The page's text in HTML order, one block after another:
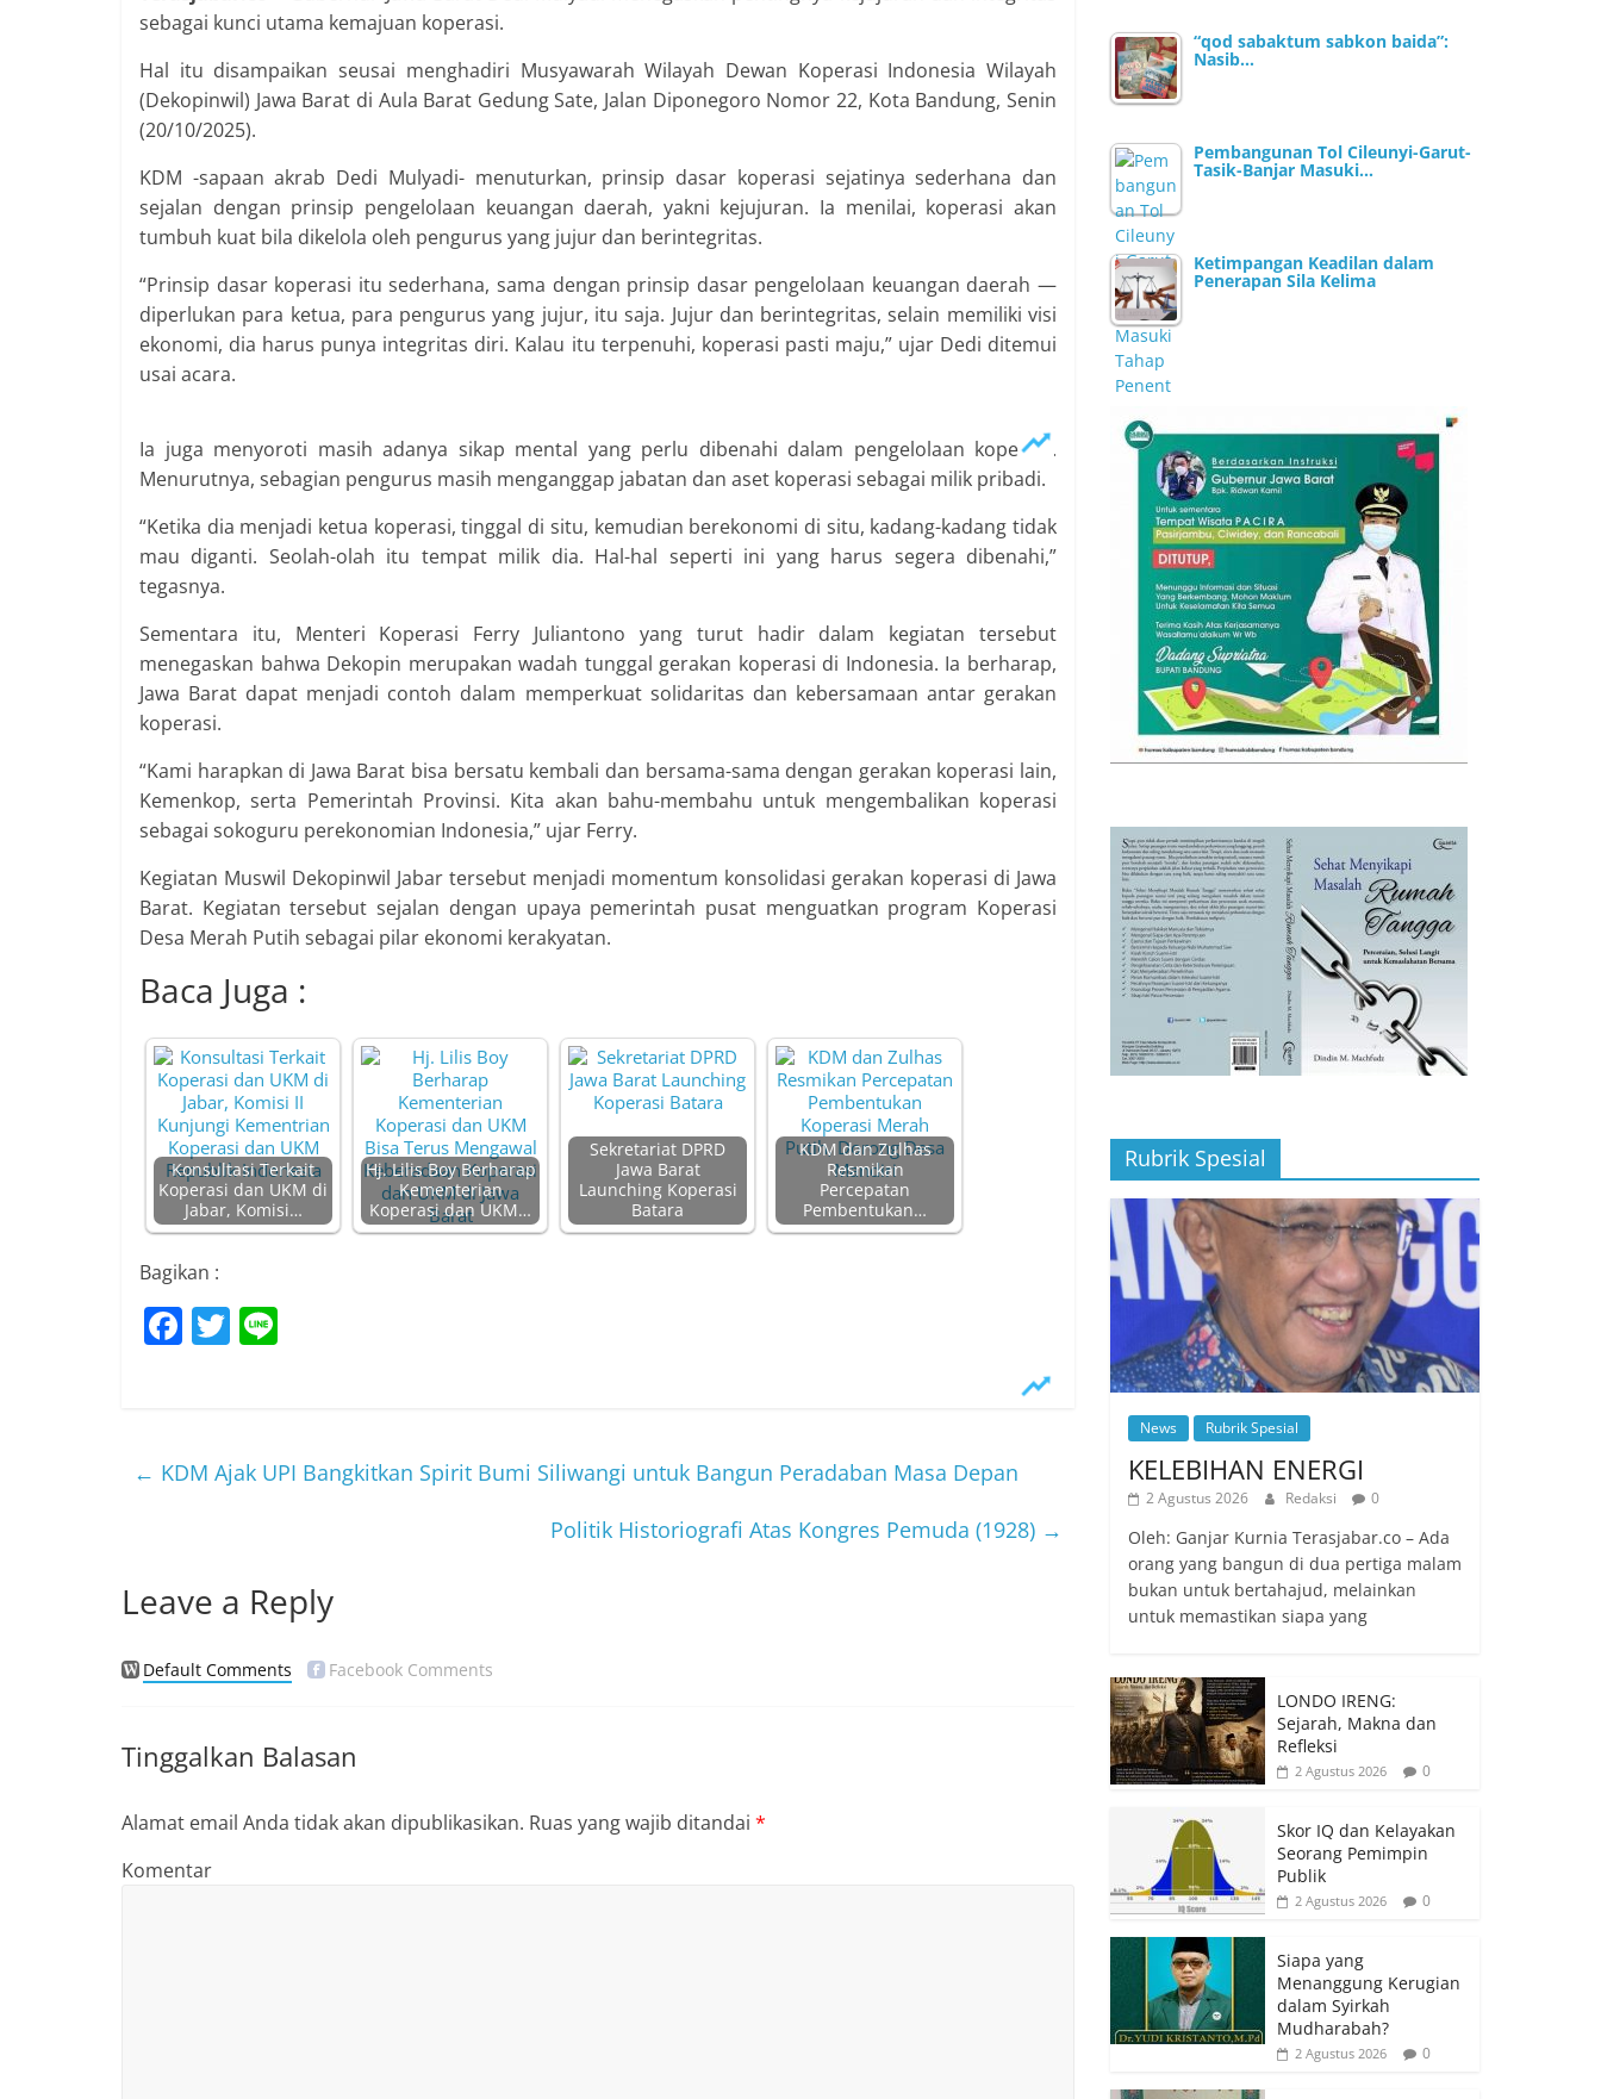
sebagai kunci utama kemajuan koperasi.
Hal itu disampaikan seusai menghadiri Musyawarah Wilayah Dewan Koperasi Indonesia Wilayah
(Dekopinwil) Jawa Barat di Aula Barat Gedung Sate, Jalan Diponegoro Nomor 22, Kota Bandung, Senin
(20/10/2025).
KDM -sapaan akrab Dedi Mulyadi- menuturkan, prinsip dasar koperasi sejatinya sederhana dan
sejalan dengan prinsip pengelolaan keuangan daerah, yakni kejujuran. Ia menilai, koperasi akan
tumbuh kuat bila dikelola oleh pengurus yang jujur dan berintegritas.
“Prinsip dasar koperasi itu sederhana, sama dengan prinsip dasar pengelolaan keuangan daerah —
diperlukan para ketua, para pengurus yang jujur, itu saja. Jujur dan berintegritas, selain memiliki visi
ekonomi, dia harus punya integritas diri. Kalau itu terpenuhi, koperasi pasti maju,” ujar Dedi ditemui
usai acara.
Ia juga menyoroti masih adanya sikap mental yang perlu dibenahi dalam pengelolaan koperasi.
Menurutnya, sebagian pengurus masih menganggap jabatan dan aset koperasi sebagai milik pribadi.
“Ketika dia menjadi ketua koperasi, tinggal di situ, kemudian berekonomi di situ, kadang-kadang tidak
mau diganti. Seolah-olah itu tempat milik dia. Hal-hal seperti ini yang harus segera dibenahi,”
tegasnya.
Sementara itu, Menteri Koperasi Ferry Juliantono yang turut hadir dalam kegiatan tersebut
menegaskan bahwa Dekopin merupakan wadah tunggal gerakan koperasi di Indonesia. Ia berharap,
Jawa Barat dapat menjadi contoh dalam memperkuat solidaritas dan kebersamaan antar gerakan
koperasi.
“Kami harapkan di Jawa Barat bisa bersatu kembali dan bersama-sama dengan gerakan koperasi lain,
Kemenkop, serta Pemerintah Provinsi. Kita akan bahu-membahu untuk mengembalikan koperasi
sebagai sokoguru perekonomian Indonesia,” ujar Ferry.
Kegiatan Muswil Dekopinwil Jabar tersebut menjadi momentum konsolidasi gerakan koperasi di Jawa
Barat. Kegiatan tersebut sejalan dengan upaya pemerintah pusat menguatkan program Koperasi
Desa Merah Putih sebagai pilar ekonomi kerakyatan.
Baca Juga :
Konsultasi Terkait
Koperasi dan UKM di
Jabar, Komisi…
Hj. Lilis Boy Berharap
Kementerian
Koperasi dan UKM…
Sekretariat DPRD
Jawa Barat
Launching Koperasi
Batara
KDM dan Zulhas
Resmikan
Percepatan
Pembentukan…
Bagikan :
F
b
k
T
← KDM Ajak UPI Bangkitkan Spirit Bumi Siliwangi untuk Bangun Peradaban Masa Depan
Politik Historiografi Atas Kongres Pemuda (1928) →
Leave a Reply
Default Comments Facebook Comments
Tinggalkan Balasan
Alamat email Anda tidak akan dipublikasikan. Ruas yang wajib ditandai *
Komentar
“qod sabaktum sabkon baida”:
Nasib…
Pembangunan Tol Cileunyi-Garut-
Tasik-Banjar Masuki…
Ketimpangan Keadilan dalam
Penerapan Sila Kelima
Rubrik Spesial
News Rubrik Spesial
KELEBIHAN ENERGI
2 Agustus 2026 Redaksi 0
Oleh: Ganjar Kurnia Terasjabar.co – Ada
orang yang bangun di dua pertiga malam
bukan untuk bertahajud, melainkan
untuk memastikan siapa yang
LONDO IRENG:
Sejarah, Makna dan
Refleksi
2 Agustus 2026 0
Skor IQ dan Kelayakan
Seorang Pemimpin
Publik
2 Agustus 2026 0
Siapa yang
Menanggung Kerugian
dalam Syirkah
Mudharabah?
2 Agustus 2026 0